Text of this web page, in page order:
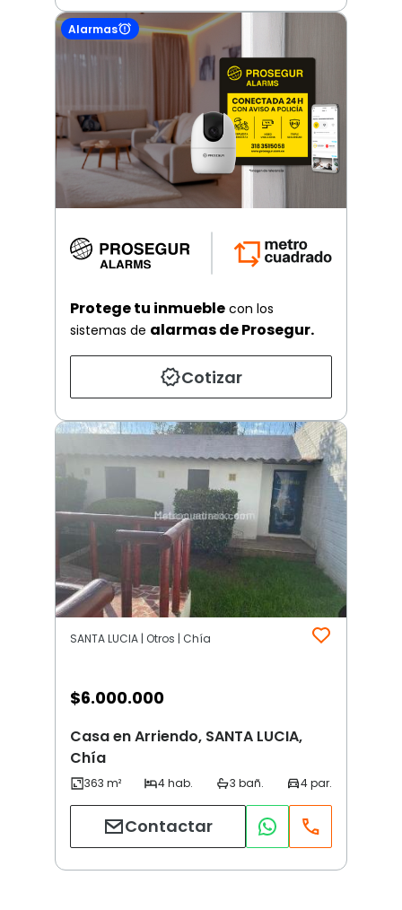
Alarmas
Protege tu inmueble con los
sistemas de alarmas de Prosegur.
Cotizar
SANTA LUCIA | Otros | Chía
$6.000.000
Casa en Arriendo, SANTA LUCIA,
Chía
Contactar